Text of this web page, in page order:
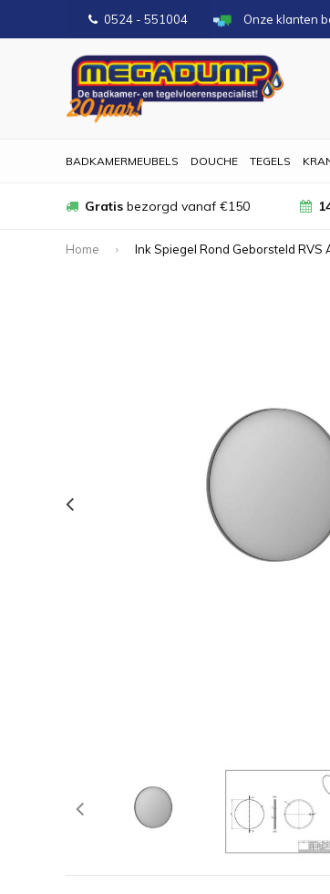
0524 - 551004 Onze klanten
BADKAMERMEUBELS DOUCHE TEGELS
Gratis bezorgd vanaf €150
Home Ink Spiegel Rond Geborsteld RVS